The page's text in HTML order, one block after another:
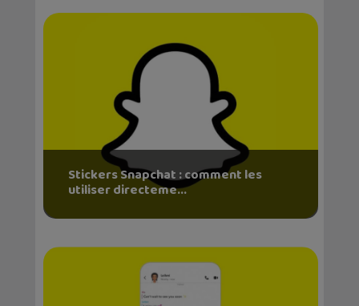
Stickers Snapchat : comment les
utiliser directeme...